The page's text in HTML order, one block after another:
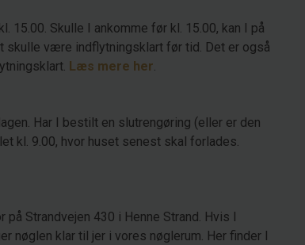
15.00. Skulle I ankomme før kl. 15.00, kan I på
være indflytningsklart før tid. Det er også
Læs mere her.
Har I bestilt en slutrengøring (eller er den
kl. 9.00, hvor huset senest skal forlades.
Strandvejen 430 i Henne Strand. Hvis I
nøglen klar til jer i vores nøglerum. Her finder I